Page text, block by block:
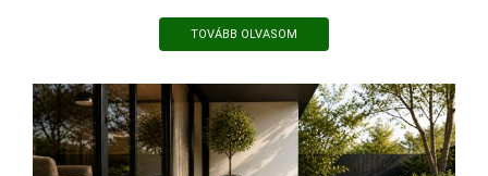
TOVÁBB OLVASOM